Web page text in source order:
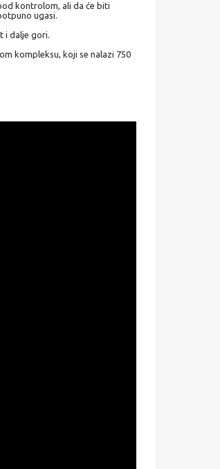
kontrolom, ali da će biti
ugasi.
i dalje gori.
kompleksu, koji se nalazi 750